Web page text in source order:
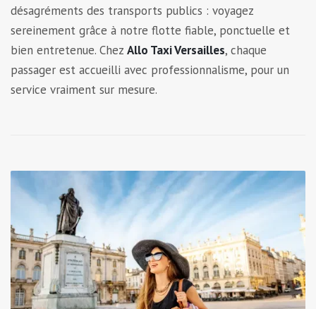
désagréments des transports publics : voyagez
sereinement grâce à notre flotte fiable, ponctuelle et
bien entretenue. Chez Allo Taxi Versailles, chaque
passager est accueilli avec professionnalisme, pour un
service vraiment sur mesure.